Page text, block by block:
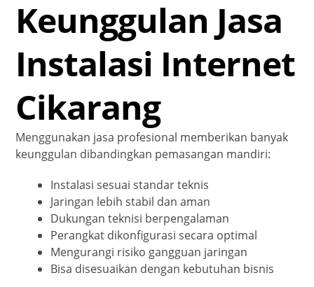
Keunggulan Jasa
Instalasi Internet
Cikarang
Menggunakan jasa profesional memberikan banyak
keunggulan dibandingkan pemasangan mandiri:
Instalasi sesuai standar teknis
Jaringan lebih stabil dan aman
Dukungan teknisi berpengalaman
Perangkat dikonfigurasi secara optimal
Mengurangi risiko gangguan jaringan
Bisa disesuaikan dengan kebutuhan bisnis